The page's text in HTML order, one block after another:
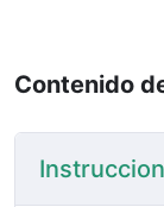
Contenido